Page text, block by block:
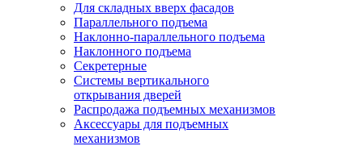
Для складных вверх фасадов
Параллельного подъема
Наклонно-параллельного подъема
Наклонного подъема
Секретерные
Системы вертикального
открывания дверей
Распродажа подъемных механизмов
Аксессуары для подъемных
механизмов